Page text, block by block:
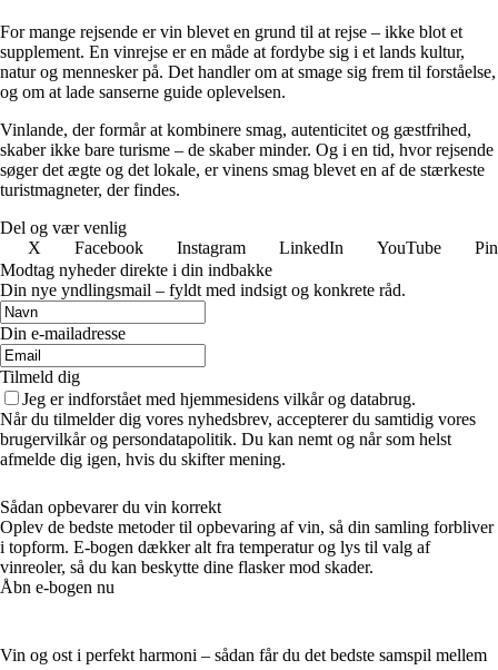
For mange rejsende er vin blevet en grund til at rejse – ikke blot et
supplement. En vinrejse er en måde at fordybe sig i et lands kultur,
natur og mennesker på. Det handler om at smage sig frem til forståelse,
og om at lade sanserne guide oplevelsen.
Vinlande, der formår at kombinere smag, autenticitet og gæstfrihed,
skaber ikke bare turisme – de skaber minder. Og i en tid, hvor rejsende
søger det ægte og det lokale, er vinens smag blevet en af de stærkeste
turistmagneter, der findes.
Del og vær venlig
X
Facebook Instagram LinkedIn YouTube
Modtag nyheder direkte i din indbakke
Din nye yndlingsmail – fyldt med indsigt og konkrete råd.
Din e-mailadresse
Tilmeld dig
Jeg er indforstået med hjemmesidens vilkår og databrug.
Når du tilmelder dig vores nyhedsbrev, accepterer du samtidig vores
brugervilkår og persondatapolitik. Du kan nemt og når som helst
afmelde dig igen, hvis du skifter mening.
Sådan opbevarer du vin korrekt
Oplev de bedste metoder til opbevaring af vin, så din samling forbliver
i topform. E-bogen dækker alt fra temperatur og lys til valg af
vinreoler, så du kan beskytte dine flasker mod skader.
Åbn e-bogen nu
Vin og ost i perfekt harmoni – sådan får du det bedste samspil mellem